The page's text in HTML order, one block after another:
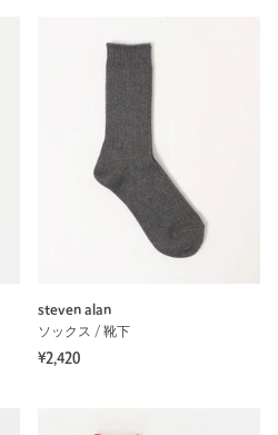
steven alan
ソックス / 靴下
¥2,420